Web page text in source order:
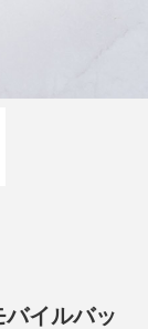
イルバッ